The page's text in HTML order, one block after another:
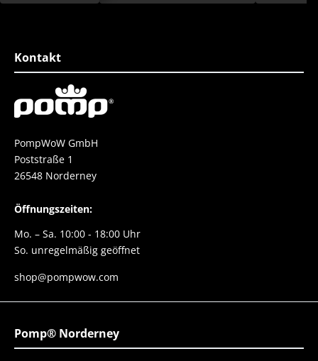
Kontakt
PompWoW GmbH
Poststraße 1
26548 Norderney
Öffnungszeiten:
Mo. – Sa. 10:00 - 18:00 Uhr
So. unregelmäßig geöffnet
shop@pompwow.com
Pomp® Norderney